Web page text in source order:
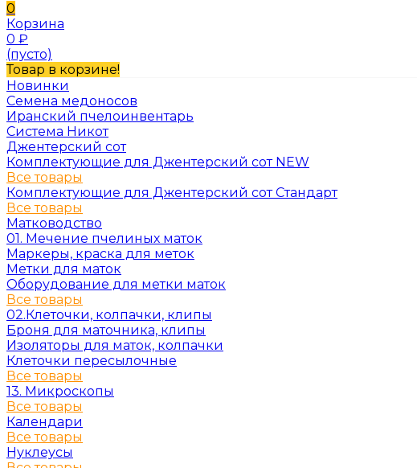
0
Корзина
0 ₽
(пусто)
Товар в корзине!
Новинки
Семена медоносов
Иранский пчелоинвентарь
Система Никот
Джентерский сот
Комплектующие для Джентерский сот NEW
Все товары
Комплектующие для Джентерский сот Стандарт
Все товары
Матководство
01. Мечение пчелиных маток
Маркеры, краска для меток
Метки для маток
Оборудование для метки маток
Все товары
02.Клеточки, колпачки, клипы
Броня для маточника, клипы
Изоляторы для маток, колпачки
Клеточки пересылочные
Все товары
13. Микроскопы
Все товары
Календари
Все товары
Нуклеусы